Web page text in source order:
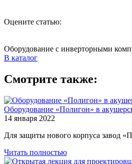
Оцените статью:
Оборудование с инверторными
В каталог
Смотрите также:
Оборудование «Полигон» в
14 января 2022
Для защиты нового корпуса завод
Читать полностью